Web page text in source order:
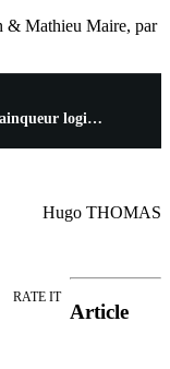
& Mathieu Maire, par
Podcast Euro #10 : L’Espagne vainqueur logique du tournoi, le foot a eu raison du business
Hugo THOMAS
RATE IT
Article